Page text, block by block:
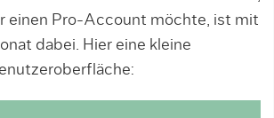
einen Pro-Account möchte, ist mit
dabei. Hier eine kleine